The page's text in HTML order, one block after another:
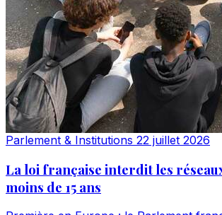
Parlement & Institutions 22 juillet 2026
La loi française interdit les
moins de 15 ans